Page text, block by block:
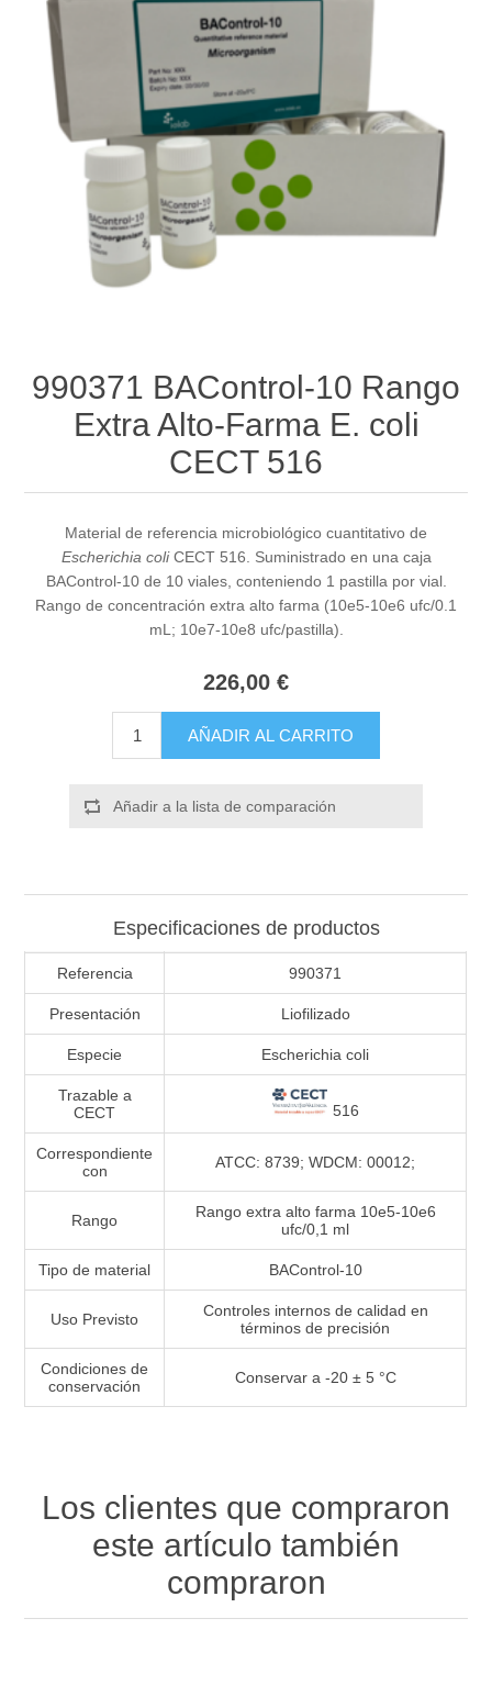
990371 BAControl-10 Rango
Extra Alto-Farma E. coli
CECT 516
Material de referencia microbiológico cuantitativo de
Escherichia coliCECT 516. Suministrado en una caja
BAControl-10 de 10 viales, conteniendo 1 pastilla por vial.
Rango de concentración extra alto farma (10e5-10e6 ufc/0.1
mL; 10e7-10e8 ufc/pastilla).
226,00 €
AÑADIR AL CARRITO
Añadir a la lista de comparación
Especificaciones de productos
Referencia 990371
Presentación Liofilizado
Especie Escherichia coli
Trazable a
CECT
516
Correspondiente
con
ATCC: 8739; WDCM: 00012;
Rango
Rango extra alto farma 10e5-10e6
ufc/0,1 ml
Tipo de material BAControl-10
Uso Previsto
Controles internos de calidad en
términos de precisión
Condiciones de
conservación
Conservar a -20 ± 5 °C
Los clientes que compraron
este artículo también
compraron